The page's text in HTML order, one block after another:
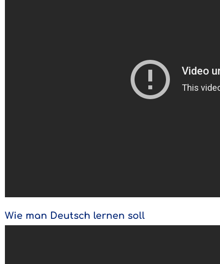
Wie man Deutsch lernen soll